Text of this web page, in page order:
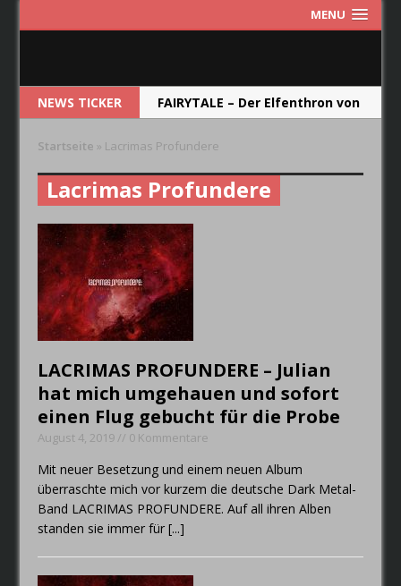
MENU
NEWS TICKER
FAIRYTALE – Der Elfenthron von
NEW MODEL ARMY – From Here
RUNRIG – The Last Dance –
Farewell Concert
CRYSTAL BALL – Das Album soll
Startseite » Lacrimas Profundere
Lacrimas Profundere
LACRIMAS PROFUNDERE – Julian
hat mich umgehauen und sofort
einen Flug gebucht für die Probe
August 4, 2019 // 0 Kommentare
Mit neuer Besetzung und einem neuen Album
überraschte mich vor kurzem die deutsche Dark Metal-
Band LACRIMAS PROFUNDERE. Auf all ihren Alben
standen sie immer für[...]